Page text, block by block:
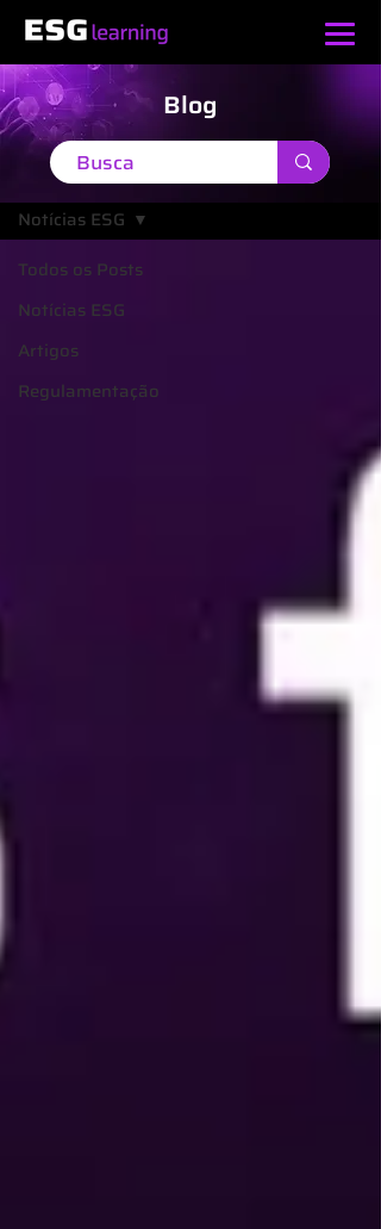
Todos os Posts
Notícias ESG
Artigos
Regulamentação
Notícias ESG
Blog